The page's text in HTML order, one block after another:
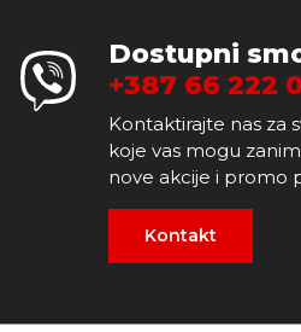
Dostupni
+387 66 222
Kontaktirajte nas za
koje vas mogu
nove akcije i promo
Kontakt